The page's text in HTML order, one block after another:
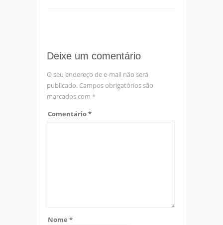
Deixe um comentário
O seu endereço de e-mail não será
publicado. Campos obrigatórios são
marcados com *
Comentário*
Nome *